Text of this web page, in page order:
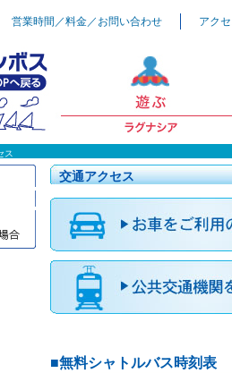
営業時間／料金／お問い合わせ アク
ス
交通アクセス
■無料シャトルバス時刻表